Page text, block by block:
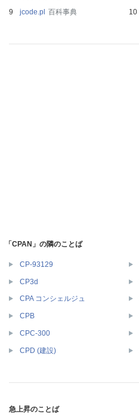
jcode.pl 百科事典
「CPAN」の隣のことば
CP-93129
CP3d
CPA コンシェルジュ
CPB
CPC-300
CPD (建設)
急上昇のことば